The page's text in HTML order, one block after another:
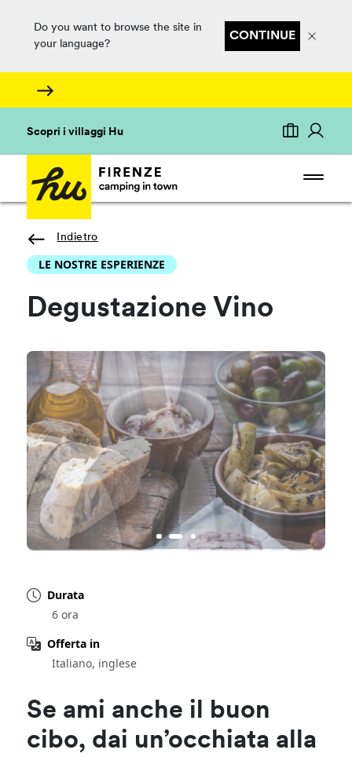
Do you want to browse the site in
your language?
CONTINUE
Scopri i villaggi Hu
Indietro
LE NOSTRE ESPERIENZE
Degustazione Vino
Durata
6 ora
Offerta in
Italiano, inglese
Se ami anche il buon
cibo, dai un’occhiata alla